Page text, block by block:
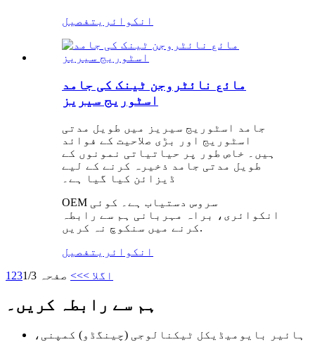
انکوائری تفصیل
مائع نائٹروجن ٹینک کی جامد
اسٹوریج سیریز
جامد اسٹوریج سیریز میں طویل مدتی
اسٹوریج اور بڑی صلاحیت کے فوائد
ہیں۔ خاص طور پر حیاتیاتی نمونوں کے
طویل مدتی جامد ذخیرہ کرنے کے لیے
ڈیزائن کیا گیا ہے۔
OEM سروس دستیاب ہے۔ کوئی
انکوائری، براہ مہربانی ہم سے رابطہ
کرنے میں سنکوچ نہ کریں.
انکوائری تفصیل
1 23 اگلا >>> صفحہ 1/3
ہم سے رابطہ کریں۔
ہائیر بایومیڈیکل ٹیکنالوجی (چینگڈو) کمپنی،